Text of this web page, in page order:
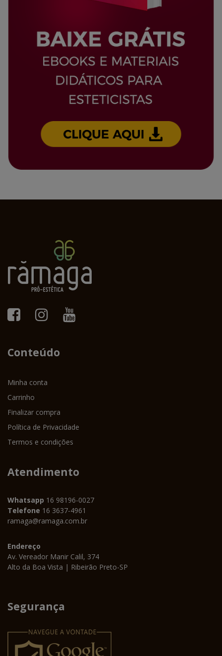
Conteúdo
Minha conta
Carrinho
Finalizar compra
Política de Privacidade
Termos e condições
Atendimento
Whatsapp 16 98196-0027
Telefone 16 3637-4961
ramaga@ramaga.com.br
Endereço
Av. Vereador Manir Calil, 374
Alto da Boa Vista | Ribeirão Preto-SP
Segurança